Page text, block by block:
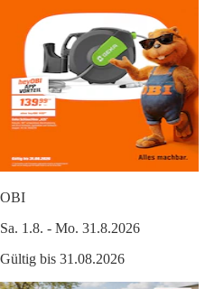
OBI
Sa. 1.8. - Mo. 31.8.2026
Gültig bis 31.08.2026